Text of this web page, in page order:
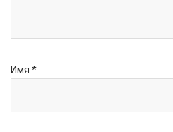
Имя *